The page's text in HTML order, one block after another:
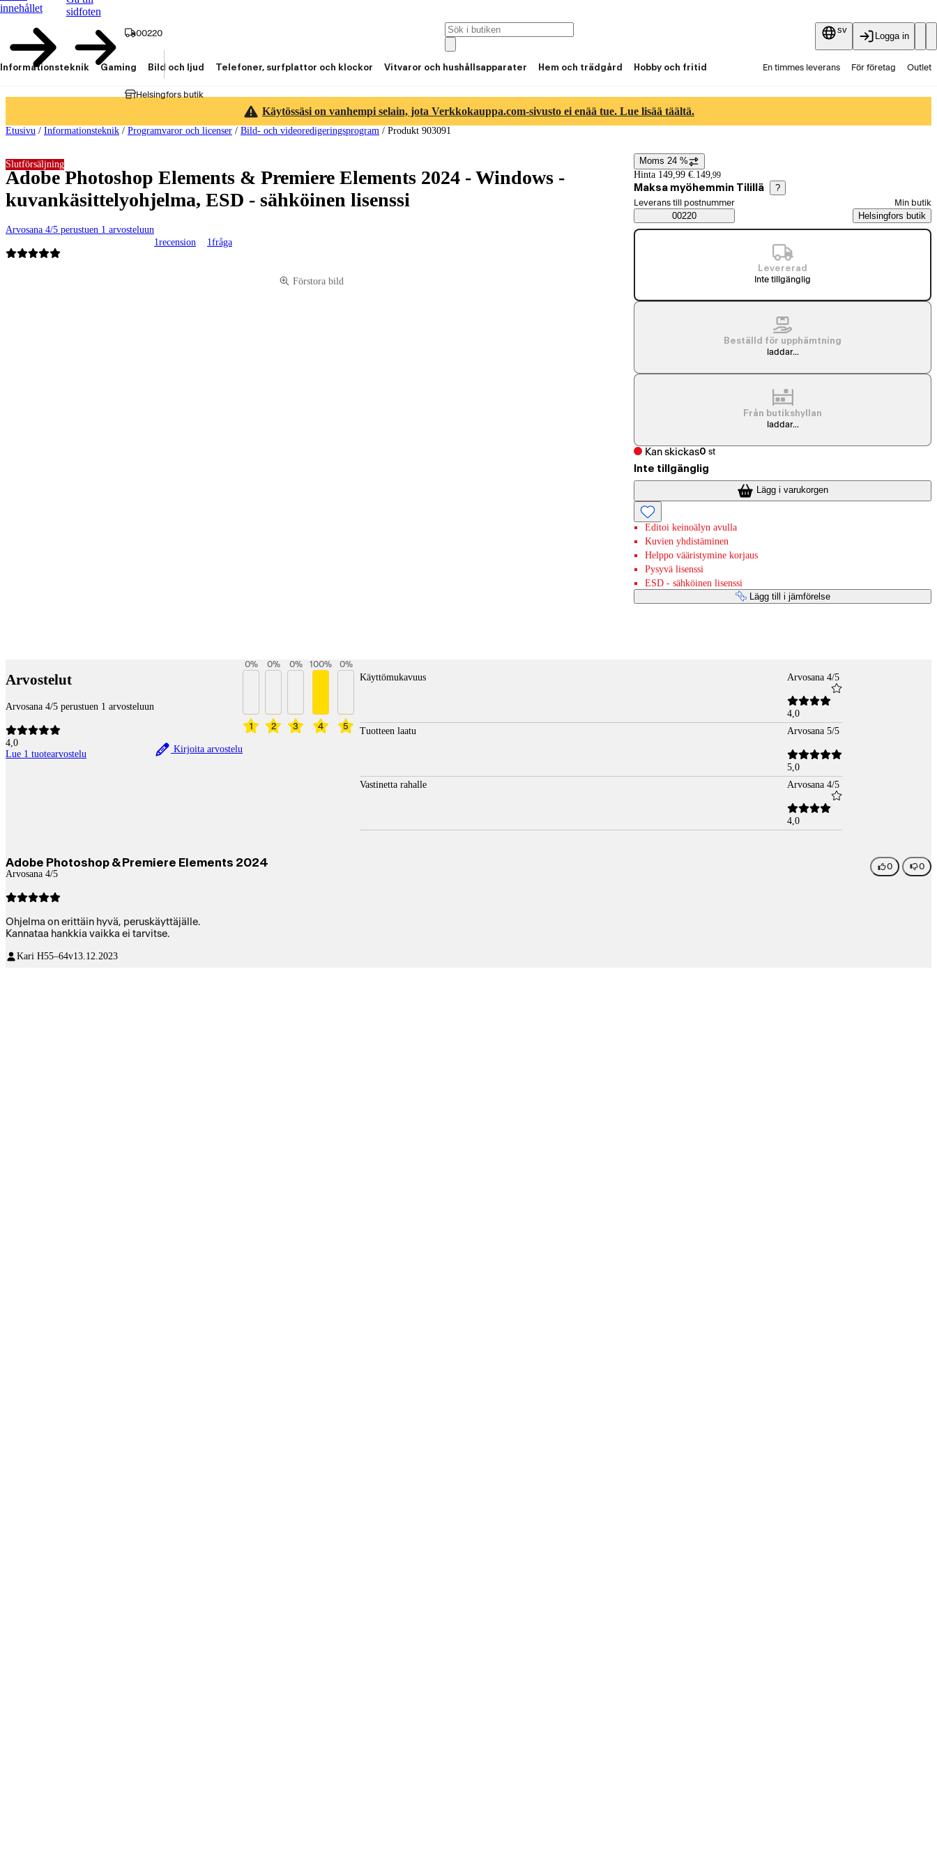
innehållet
sidfoten
00220
Helsingfors butik
sv
Logga in
Informationsteknik Gaming Bild och ljud Telefoner, surfplattor och klockor Vitvaror och hushållsapparater Hem och trädgård Hobby och fritid En timmes leverans För företag Outlet
Käytössäsi on vanhempi selain, jota Verkkokauppa.com-sivusto ei enää tue. Lue lisää täältä.
Etusivu / Informationsteknik / Programvaror och licenser / Bild- och videoredigeringsprogram / Produkt 903091
Adobe Photoshop Elements & Premiere Elements 2024 - Windows -
kuvankäsittelyohjelma, ESD - sähköinen lisenssi
Arvosana 4/5 perustuen 1 arvosteluun
1recension 1fråga
Slutförsäljning
Förstora bild
Prisinformation
Moms 24 %
Hinta 149,99 €. 149,99
Maksa myöhemmin Tilillä ?
Saatavuustiedot
Välj beställningssätt
Leverans till postnummer
00220
Min butik
Helsingfors butik
Levererad
Inte tillgänglig
Beställd för upphämtning
laddar...
Från butikshyllan
laddar...
Kan skickas0 st
Inte tillgänglig
Lägg i varukorgen
Editoi keinoälyn avulla
Kuvien yhdistäminen
Helppo vääristymine korjaus
Pysyvä lisenssi
ESD - sähköinen lisenssi
Lägg till i jämförelse
Arvostelut
Arvosana 4/5 perustuen 1 arvosteluun
4,0
Lue 1 tuotearvostelu
Kirjoita arvostelu
1
0%
2
0%
3
0%
4
100%
5
0%
Käyttömukavuus Arvosana 4/5
4,0
Tuotteen laatu
Arvosana 5/5
5,0
Vastinetta rahalle
Arvosana 4/5
4,0
Adobe Photoshop & Premiere Elements 2024
Arvosana 4/5
0 0
Ohjelma on erittäin hyvä, peruskäyttäjälle.
Kannataa hankkia vaikka ei tarvitse.
Kari H55–64v13.12.2023